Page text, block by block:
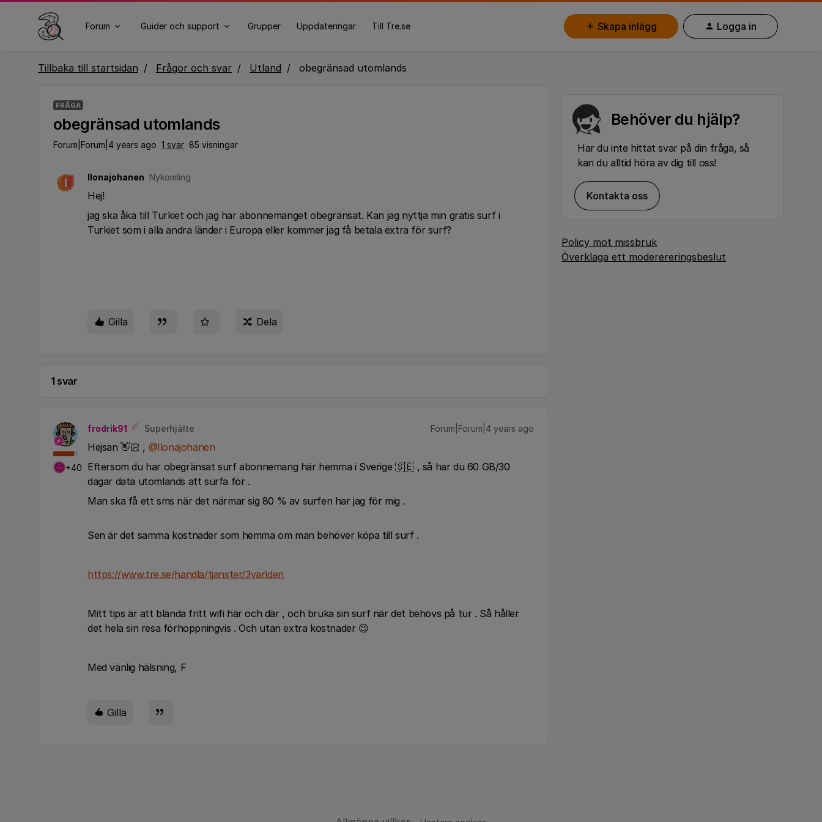
Forum Guider och support Grupper Uppdateringar Till Tre.se Skapa inlägg Logga in
Tillbaka till startsidan Frågor och svar Utland obegränsad utomlands
FRÅGA
obegränsad utomlands
Forum|Forum|4 years ago 1 svar 85 visningar
I Ilonajohanen Nykomling
Hej!
jag ska åka till Turkiet och jag har abonnemanget obegränsat. Kan jag nyttja min gratis surf i
Turkiet som i alla andra länder i Europa eller kommer jag få betala extra för surf?
Gilla Dela
1 svar
+40
frodrik91 Superhjälte Forum|Forum|4 years ago
Hejsan 👋🏻 , @Ilonajohanen
Eftersom du har obegränsat surf abonnemang här hemma i Sverige 🇸🇪 , så har du 60 GB/30
dagar data utomlands att surfa för .
Man ska få ett sms när det närmar sig 80 % av surfen har jag för mig .
Sen är det samma kostnader som hemma om man behöver köpa till surf .
https://www.tre.se/handla/tjanster/3varlden
Mitt tips är att blanda fritt wifi här och där , och bruka sin surf när det behövs på tur . Så håller
det hela sin resa förhoppningvis . Och utan extra kostnader 😉
Med vänlig hälsning, F
Gilla
Behöver du hjälp?
Har du inte hittat svar på din fråga, så
kan du alltid höra av dig till oss!
Kontakta oss
Policy mot missbruk
Överklaga ett moderereringsbeslut